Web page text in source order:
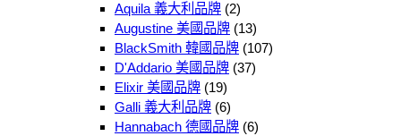
Aquila 義大利品牌 (2)
Augustine 美國品牌 (13)
BlackSmith 韓國品牌 (107)
D'Addario 美國品牌 (37)
Elixir 美國品牌 (19)
Galli 義大利品牌 (6)
Hannabach 德國品牌 (6)